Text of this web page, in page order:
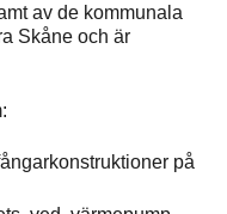
av de kommunala
Skåne och är
på